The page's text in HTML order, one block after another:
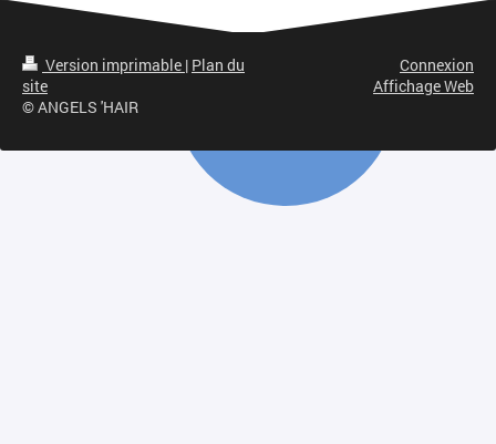
Version imprimable | Plan du
site
© ANGELS 'HAIR
Connexion
Affichage Web